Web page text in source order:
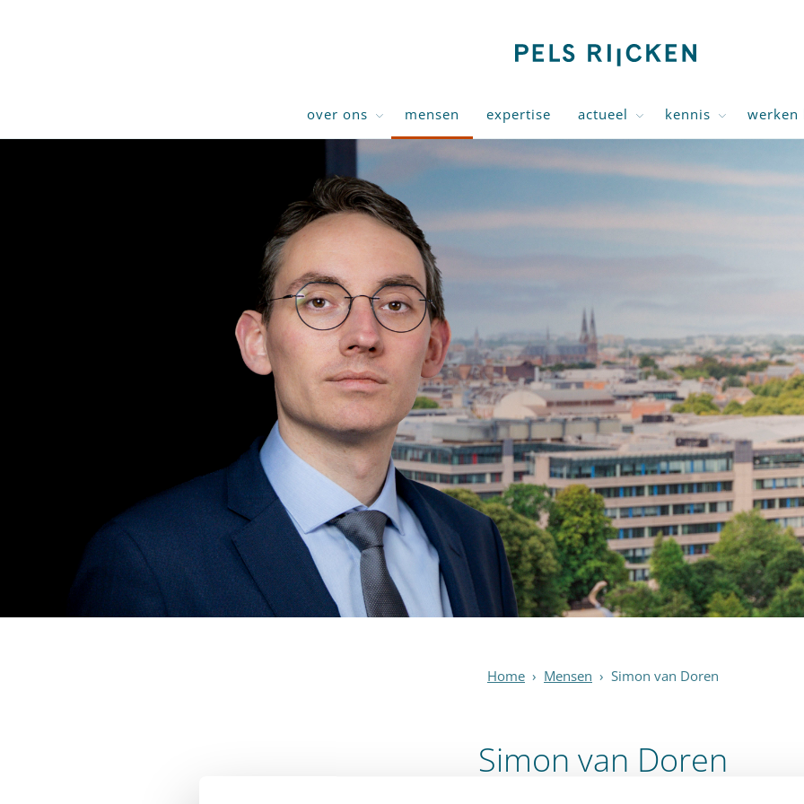
over ons mensen expertise actueel kennis werken
Home › Mensen › Simon van Doren
Simon van Doren